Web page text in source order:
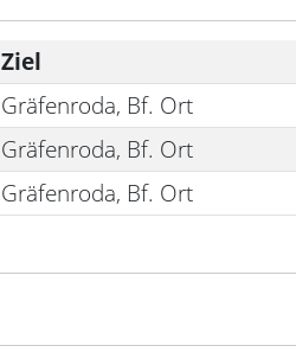
Ziel
Gräfenroda, Bf. Ort
Gräfenroda, Bf. Ort
Gräfenroda, Bf. Ort